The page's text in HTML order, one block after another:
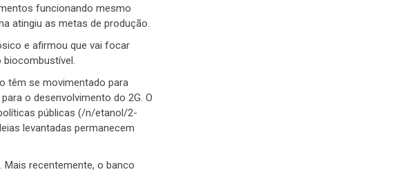
funcionando mesmo
atingiu as metas de produção.
e afirmou que vai focar
biocombustível.
têm se movimentado para
o desenvolvimento do 2G. O
públicas (/n/etanol/2-
levantadas permanecem
Mais recentemente, o banco